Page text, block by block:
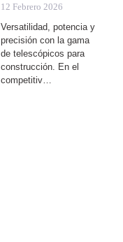
12 Febrero 2026
Versatilidad, potencia y
precisión con la gama
de telescópicos para
construcción. En el
competitiv…